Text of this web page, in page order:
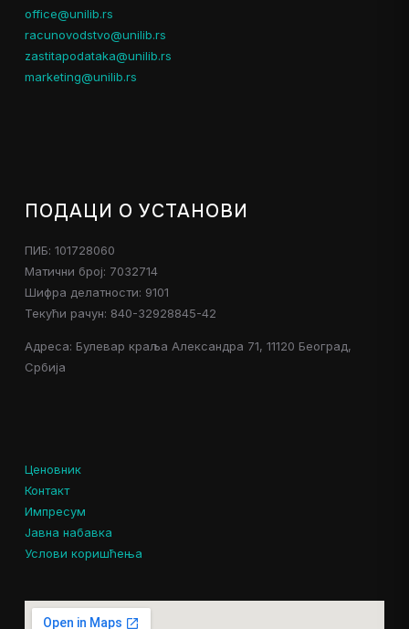
office@unilib.rs
racunovodstvo@unilib.rs
zastitapodataka@unilib.rs
marketing@unilib.rs
ПОДАЦИ О УСТАНОВИ
ПИБ: 101728060
Матични број: 7032714
Шифра делатности: 9101
Текући рачун: 840-32928845-42
Адреса: Булевар краља Александра 71, 11120 Београд,
Србија
Ценовник
Контакт
Импресум
Јавна набавка
Услови коришћења